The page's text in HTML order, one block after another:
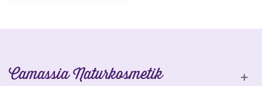
Camassia Naturkosmetik